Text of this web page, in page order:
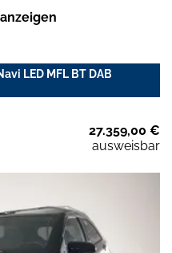
LED MFL BT DAB
27.359,00 €
ausweisbar